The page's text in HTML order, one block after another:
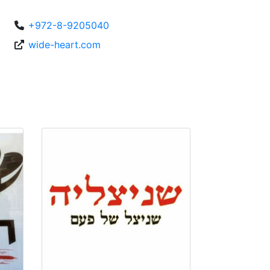
+972-8-9205040
wide-heart.com